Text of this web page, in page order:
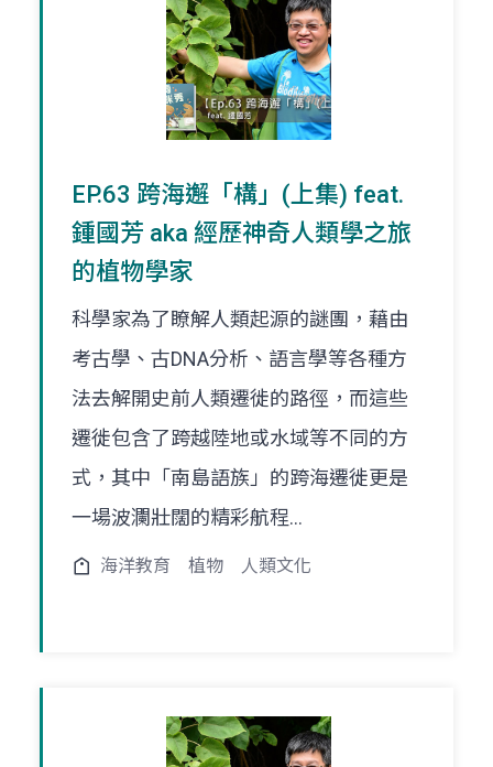
EP.63 跨海邂「構」(上集) feat.
鍾國芳 aka 經歷神奇人類學之旅
的植物學家
科學家為了瞭解人類起源的謎團，藉由
考古學、古DNA分析、語言學等各種方
法去解開史前人類遷徙的路徑，而這些
遷徙包含了跨越陸地或水域等不同的方
式，其中「南島語族」的跨海遷徙更是
一場波瀾壯闊的精彩航程...
海洋教育 植物 人類文化